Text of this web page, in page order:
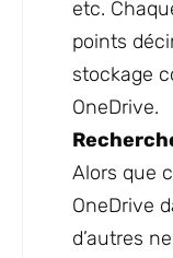
etc.
points
stockage
OneDrive.
Alors que
OneDrive
d’autres